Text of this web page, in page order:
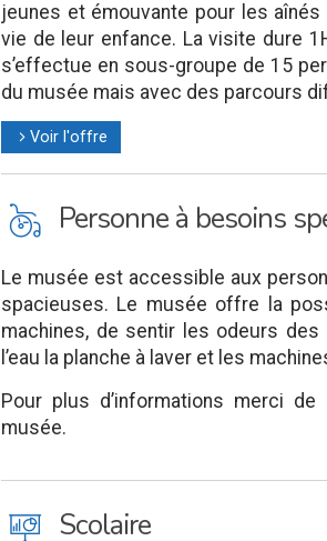
jeunes et émouvante pour les
vie de leur enfance. La visite dure
s’effectue en sous-groupe de 15
du musée mais avec des parcours
l Voir l'offre
L Personne à besoins
Le musée est accessible aux
spacieuses. Le musée offre la
machines, de sentir les odeurs
l’eau la planche à laver et les
Pour plus d’informations merci
musée.
J Scolaire